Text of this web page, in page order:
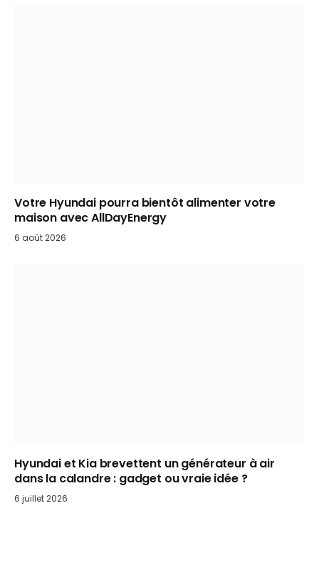
Votre Hyundai pourra bientôt alimenter votre
maison avec AllDayEnergy
6 août 2026
Hyundai et Kia brevettent un générateur à air
dans la calandre : gadget ou vraie idée ?
6 juillet 2026